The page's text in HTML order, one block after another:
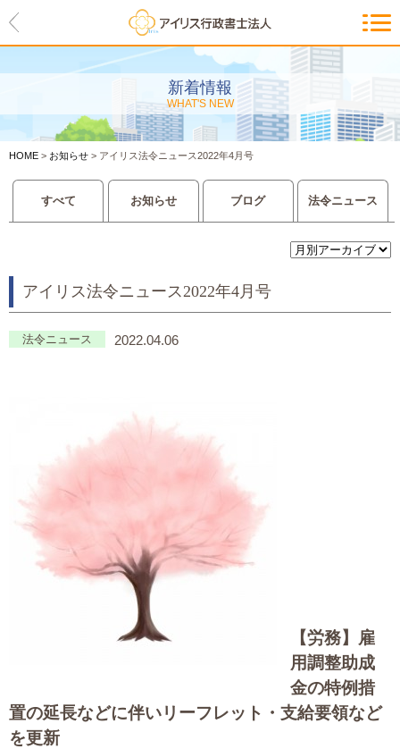
新着情報
WHAT'S NEW
HOME > お知らせ > アイリス法令ニュース2022年4月号
すべて お知らせ ブログ 法令ニュース
アイリス法令ニュース2022年4月号
法令ニュース 2022.04.06
【労務】 雇
用調整助成
金の特例措
置の延長などに伴いリーフレット・支給要領など
を更新
HOME
アイリスの紹介
代表ご挨拶・経営理念・アイリス
のお約束
会社概要・アクセスマップ
サービス一覧
入管等外国人各種手続き
建設業許可申請
費用の目安
実績一覧
採用情報・パートナー募集
新着情報